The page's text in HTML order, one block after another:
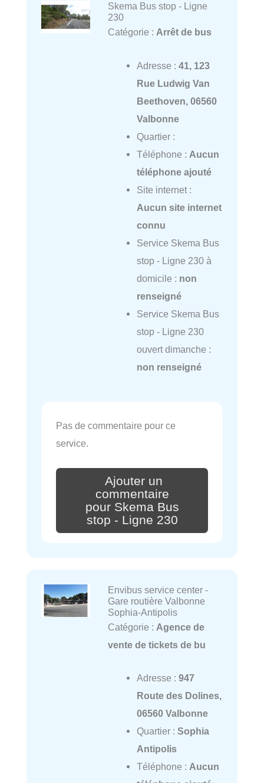
Skema Bus stop - Ligne
230
Catégorie : Arrêt de bus
Adresse : 41, 123
Rue Ludwig Van
Beethoven, 06560
Valbonne
Quartier :
Téléphone : Aucun
téléphone ajouté
Site internet :
Aucun site internet
connu
Service Skema Bus
stop - Ligne 230 à
domicile : non
renseigné
Service Skema Bus
stop - Ligne 230
ouvert dimanche :
non renseigné
Pas de commentaire pour ce
service.
Ajouter un
commentaire
pour Skema Bus
stop - Ligne 230
Envibus service center -
Gare routière Valbonne
Sophia-Antipolis
Catégorie : Agence de
vente de tickets de bu
Adresse : 947
Route des Dolines,
06560 Valbonne
Quartier : Sophia
Antipolis
Téléphone : Aucun